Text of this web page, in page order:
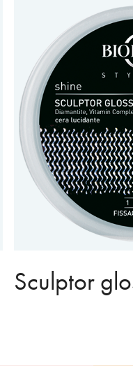
Sculptor